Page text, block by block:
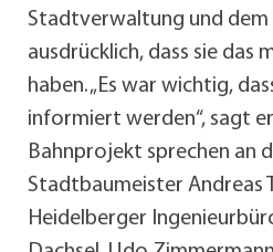
Stadtverwaltung und
ausdrücklich, dass sie das
haben. „Es war wichtig,
informiert werden“, sagt
Bahnprojekt sprechen an
Stadtbaumeister Andreas
Heidelberger